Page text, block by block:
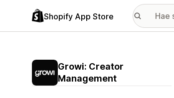
Shopify App Store
Growi: Creator
Management